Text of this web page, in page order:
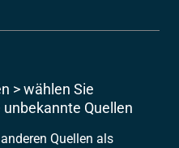
> wählen Sie
Quellen
Quellen als